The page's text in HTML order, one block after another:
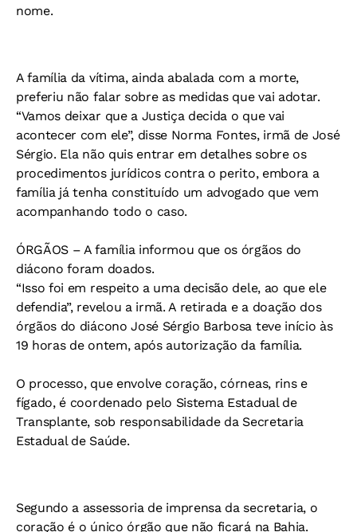
nome.
A família da vítima, ainda abalada com a morte,
preferiu não falar sobre as medidas que vai adotar.
“Vamos deixar que a Justiça decida o que vai
acontecer com ele”, disse Norma Fontes, irmã de José
Sérgio. Ela não quis entrar em detalhes sobre os
procedimentos jurídicos contra o perito, embora a
família já tenha constituído um advogado que vem
acompanhando todo o caso.
ÓRGÃOS – A família informou que os órgãos do
diácono foram doados.
“Isso foi em respeito a uma decisão dele, ao que ele
defendia”, revelou a irmã. A retirada e a doação dos
órgãos do diácono José Sérgio Barbosa teve início às
19 horas de ontem, após autorização da família.
O processo, que envolve coração, córneas, rins e
fígado, é coordenado pelo Sistema Estadual de
Transplante, sob responsabilidade da Secretaria
Estadual de Saúde.
Segundo a assessoria de imprensa da secretaria, o
coração é o único órgão que não ficará na Bahia.